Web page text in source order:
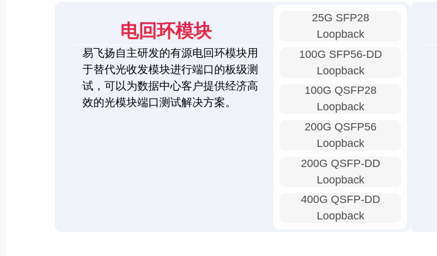
电回环模块
易飞扬自主研发的有源电回环模块用
于替代光收发模块进行端口的板级测
试，可以为数据中心客户提供经济高
效的光模块端口测试解决方案。
25G SFP28
Loopback
100G SFP56-DD
Loopback
100G QSFP28
Loopback
200G QSFP56
Loopback
200G QSFP-DD
Loopback
400G QSFP-DD
Loopback